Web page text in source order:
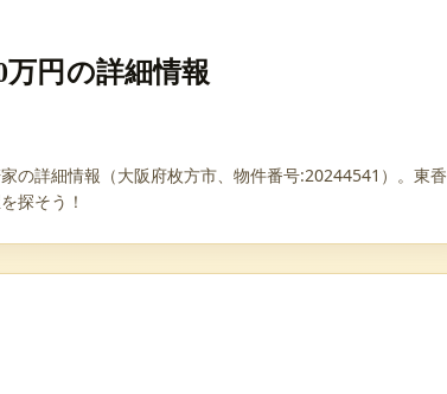
万円の詳細情報
の詳細情報（大阪府枚方市、物件番号:20244541）。東香
探そう！